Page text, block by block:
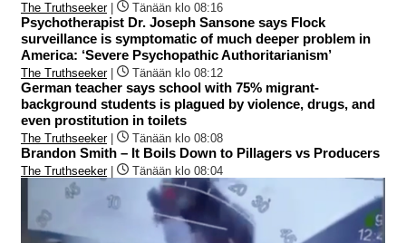
The Truthseeker| Tänään klo 08:16
Psychotherapist Dr. Joseph Sansone says Flock
surveillance is symptomatic of much deeper problem in
America: ‘Severe Psychopathic Authoritarianism’
The Truthseeker| Tänään klo 08:12
German teacher says school with 75% migrant-
background students is plagued by violence, drugs, and
even prostitution in toilets
The Truthseeker| Tänään klo 08:08
Brandon Smith – It Boils Down to Pillagers vs Producers
The Truthseeker| Tänään klo 08:04